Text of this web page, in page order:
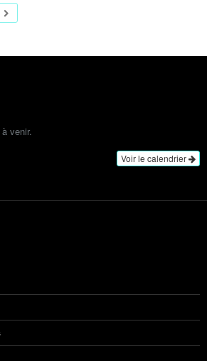
venir.
Voir le calendrier